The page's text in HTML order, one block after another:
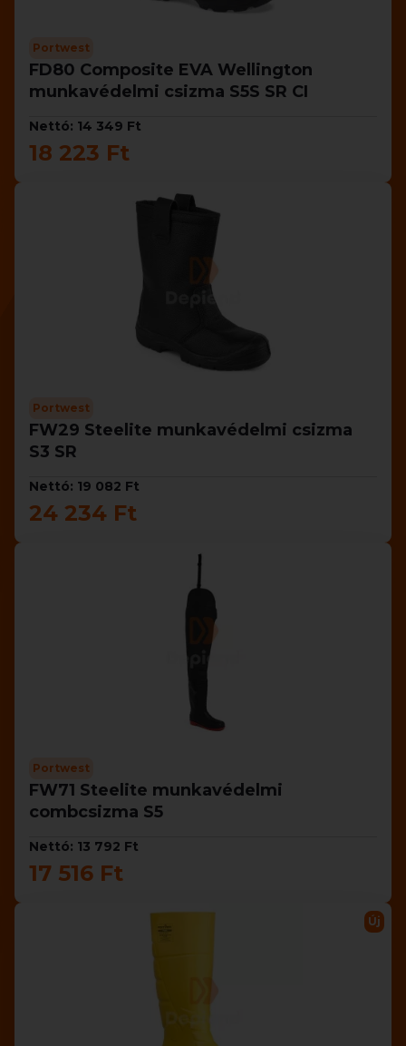
Portwest
FD80 Composite EVA Wellington
munkavédelmi csizma S5S SR CI
Nettó: 14 349 Ft
18 223 Ft
Portwest
FW29 Steelite munkavédelmi csizma
S3 SR
Nettó: 19 082 Ft
24 234 Ft
Portwest
FW71 Steelite munkavédelmi
combcsizma S5
Nettó: 13 792 Ft
17 516 Ft
Új